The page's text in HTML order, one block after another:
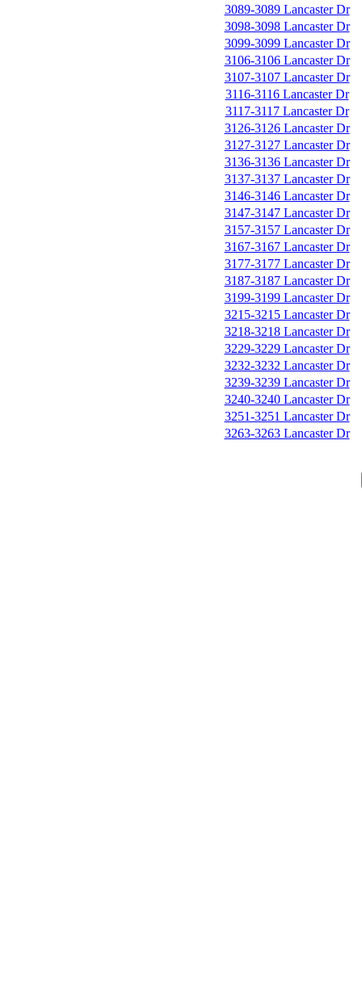
3089-3089 Lancaster Dr
3098-3098 Lancaster Dr
3099-3099 Lancaster Dr
3106-3106 Lancaster Dr
3107-3107 Lancaster Dr
3116-3116 Lancaster Dr
3117-3117 Lancaster Dr
3126-3126 Lancaster Dr
3127-3127 Lancaster Dr
3136-3136 Lancaster Dr
3137-3137 Lancaster Dr
3146-3146 Lancaster Dr
3147-3147 Lancaster Dr
3157-3157 Lancaster Dr
3167-3167 Lancaster Dr
3177-3177 Lancaster Dr
3187-3187 Lancaster Dr
3199-3199 Lancaster Dr
3215-3215 Lancaster Dr
3218-3218 Lancaster Dr
3229-3229 Lancaster Dr
3232-3232 Lancaster Dr
3239-3239 Lancaster Dr
3240-3240 Lancaster Dr
3251-3251 Lancaster Dr
3263-3263 Lancaster Dr